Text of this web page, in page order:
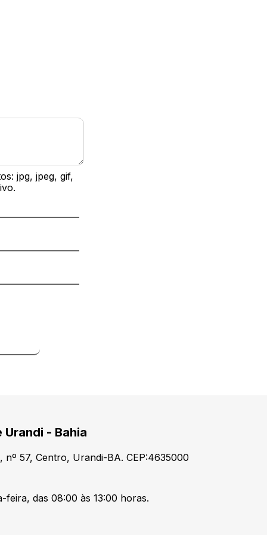
jpg, jpeg, gif,
- Bahia
nº 57, Centro, Urandi-BA. CEP:4635000
feira, das 08:00 às 13:00 horas.